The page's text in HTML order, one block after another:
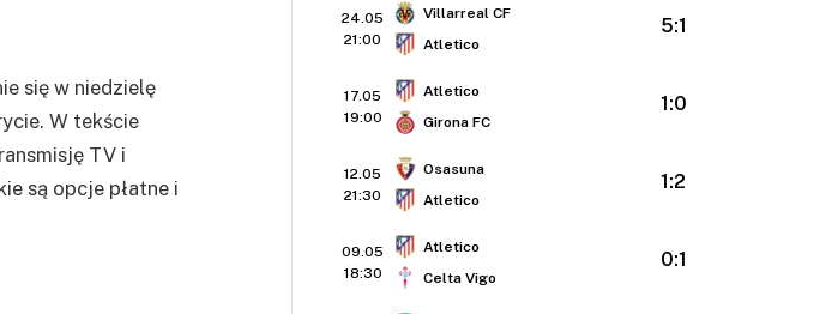
się w niedzielę
W tekście
TV i
są opcje płatne i
24.05
21:00
Villarreal CF
Atletico
5:1
17.05
19:00
Atletico
Girona FC
1:0
12.05
21:30
Osasuna
Atletico
1:2
09.05
18:30
Atletico
Celta Vigo
0:1